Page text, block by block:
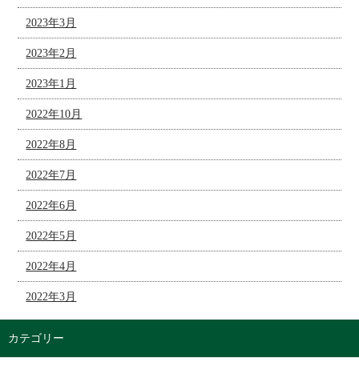
2023年3月
2023年2月
2023年1月
2022年10月
2022年8月
2022年7月
2022年6月
2022年5月
2022年4月
2022年3月
カテゴリー